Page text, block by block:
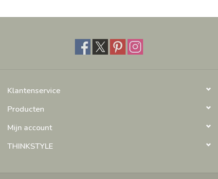
Klantenservice
Producten
Mijn account
THINKSTYLE